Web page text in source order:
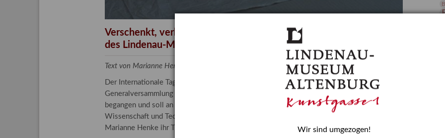
Verschenkt, verkauft, vergessen? – Kunstdetektivinnen im Dienste
des Lindenau-Museums
Text von Marianne Henke, Provenienzforscherin am Lindenau-Museum Altenburg
Der Internationale Tag der Frauen und Mädchen in der Wissenschaft wurde 2015 in der
Generalversammlung der Vereinten Nationen beschlossen. Er wird jährlich am 11. Februar
begangen und soll an die entscheidende Rolle erinnern, die Mädchen und Frauen in
Wissenschaft und Technologie spielen. In ihrem Blogbeitrag stellt Provenienzforscherin
Marianne Henke ihr Tätigkeitsfeld vor.
Wir sind umgezogen!